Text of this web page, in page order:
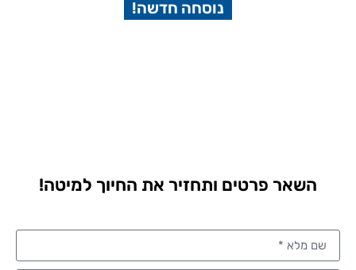
נוסחה חדשה!
השאר פרטים ותחזיר את החיוך למיטה!